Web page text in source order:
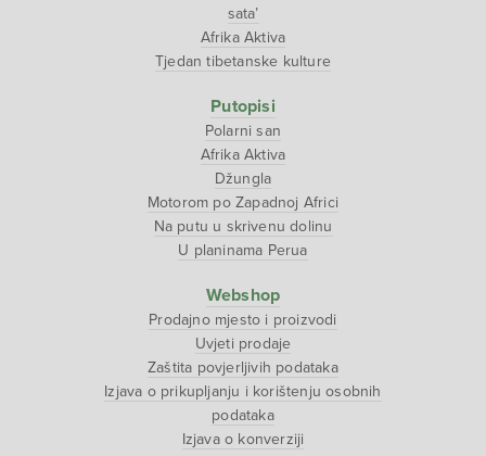
sata’
Afrika Aktiva
Tjedan tibetanske kulture
Putopisi
Polarni san
Afrika Aktiva
Džungla
Motorom po Zapadnoj Africi
Na putu u skrivenu dolinu
U planinama Perua
Webshop
Prodajno mjesto i proizvodi
Uvjeti prodaje
Zaštita povjerljivih podataka
Izjava o prikupljanju i korištenju osobnih
podataka
Izjava o konverziji